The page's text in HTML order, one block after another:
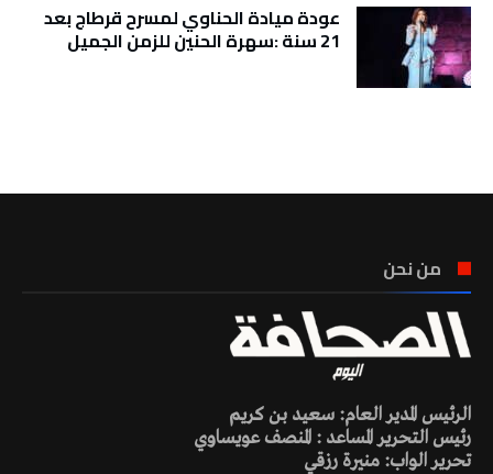
عودة ميادة الحناوي لمسرح قرطاج بعد
21 سنة :سهرة الحنين للزمن الجميل
من نحن
الرئيس المدير العام: سعيد بن كريم
رئيس التحرير المساعد : المنصف عويساوي
تحرير الواب: منيرة رزقي